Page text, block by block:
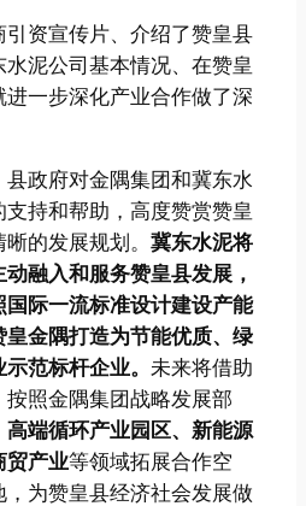
资宣传片、介绍了赞皇县
泥公司基本情况、在赞皇
一步深化产业合作做了深
政府对金隅集团和冀东水
持和帮助，高度赞赏赞皇
晰的发展规划。冀东水泥将
融入和服务赞皇县发展，
际一流标准设计建设产能
金隅打造为节能优质、绿
范标杆企业。 未来将借助
照金隅集团战略发展部
高端循环产业园区、新能源
贸产业等领域拓展合作空
为赞皇县经济社会发展做